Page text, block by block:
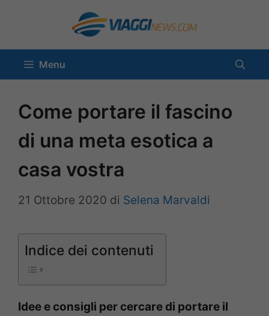
contenuto
Menu
Come portare il fascino
di una meta esotica a
casa vostra
21 Ottobre 2020 di Selena Marvaldi
Indice dei contenuti
Idee e consigli per cercare di portare il